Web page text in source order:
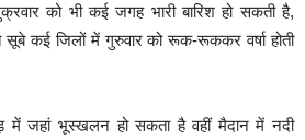
को भी कई जगह भारी बारिश हो सकती है,
सूबे कई जिलों में गुरुवार को रूक-रूककर वर्षा होती
में जहां भूस्खलन हो सकता है वहीं मैदान में नदी